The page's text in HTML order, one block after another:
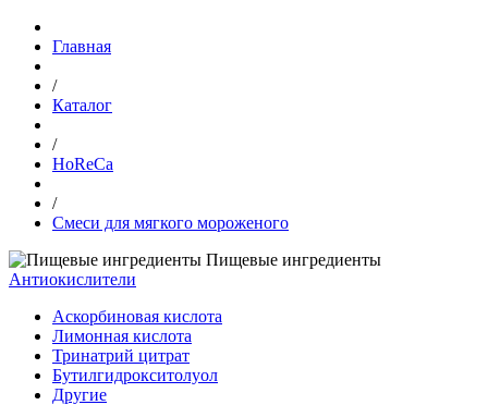
Главная
/
Каталог
/
HoReCa
/
Смеси для мягкого мороженого
Пищевые ингредиенты
Антиокислители
Аскорбиновая кислота
Лимонная кислота
Тринатрий цитрат
Бутилгидрокситолуол
Другие